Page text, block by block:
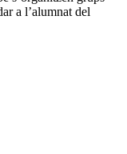
a l’alumnat del